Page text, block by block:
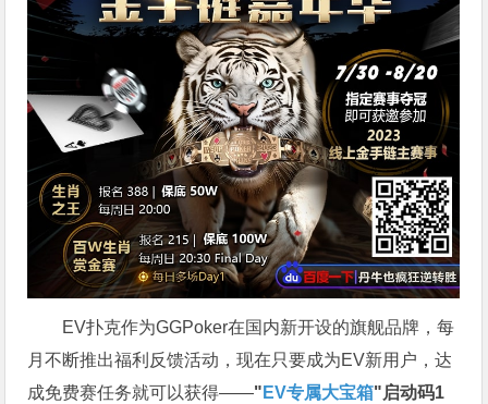
EV扑克作为GGPoker在国内新开设的旗舰品牌，每
月不断推出福利反馈活动，现在只要成为EV新用户，达
成免费赛任务就可以获得——" EV专属大宝箱"启动码1